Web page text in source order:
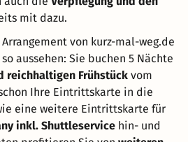
mit dazu.
von kurz-mal-weg.de
aussehen: Sie buchen 5 Nächte
reichhaltigen Frühstück vom
Ihre Eintrittskarte in die
eine weitere Eintrittskarte für
inkl. Shuttleservice hin- und